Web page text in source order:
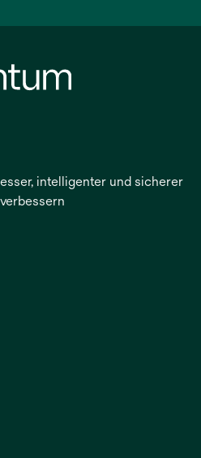
intelligenter und sicherer